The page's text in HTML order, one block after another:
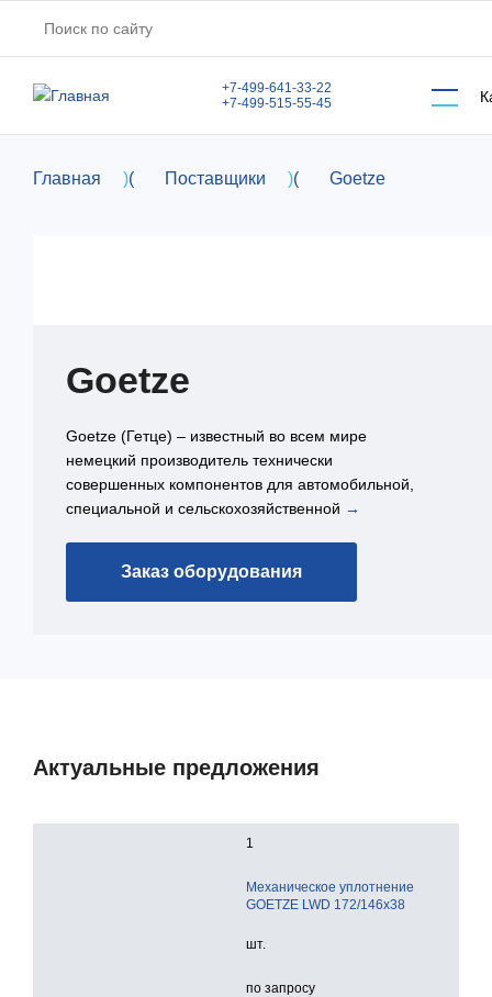
+7-499-641-33-22
+7-499-515-55-45
Главная )( Поставщики )( Goetze
Goetze
Goetze (Гетце) – известный во всем мире
немецкий производитель технически
совершенных компонентов для автомобильной,
специальной и сельскохозяйственной →
Заказ оборудования
Актуальные предложения
1
Механическое уплотнение
GOETZE LWD 172/146x38
шт.
по запросу